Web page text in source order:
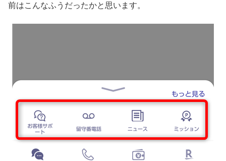
前はこんなふうだったかと思います。